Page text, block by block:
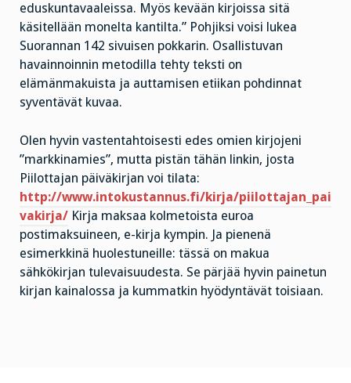
eduskuntavaaleissa. Myös kevään kirjoissa sitä
käsitellään monelta kantilta.” Pohjiksi voisi lukea
Suorannan 142 sivuisen pokkarin. Osallistuvan
havainnoinnin metodilla tehty teksti on
elämänmakuista ja auttamisen etiikan pohdinnat
syventävät kuvaa.
Olen hyvin vastentahtoisesti edes omien kirjojeni
”markkinamies”, mutta pistän tähän linkin, josta
Piilottajan päiväkirjan voi tilata:
http://www.intokustannus.fi/kirja/piilottajan_pai
vakirja/ Kirja maksaa kolmetoista euroa
postimaksuineen, e-kirja kympin. Ja pienenä
esimerkkinä huolestuneille: tässä on makua
sähkökirjan tulevaisuudesta. Se pärjää hyvin painetun
kirjan kainalossa ja kummatkin hyödyntävät toisiaan.